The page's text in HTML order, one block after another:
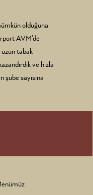
olduğuna
AVM’de
uzun tabak
ve hızla
şube sayısına